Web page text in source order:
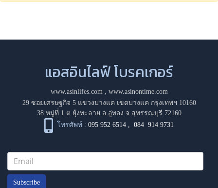
แอสอินไลฟ์ โบรคเกอร์
www.asinlifes.com, www.asinontime.com
29 ซอยเศรษฐกิจ 5 แขวงบางแค เขตบางแค กรุงเทพฯ 10160
38 หมู่ที่ 1 ต.ยุ้งทะลาย อ.อู่ทอง จ.สุพรรณบุรี 72160
โทรศัพท์ : 095 952 6514 ,084 914 9731
Subscribe